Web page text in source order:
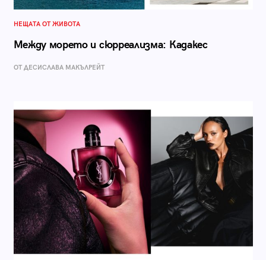
НЕЩАТА ОТ ЖИВОТА
Между морето и сюрреализма: Кадакес
ОТ ДЕСИСЛАВА МАКЪЛРЕЙТ